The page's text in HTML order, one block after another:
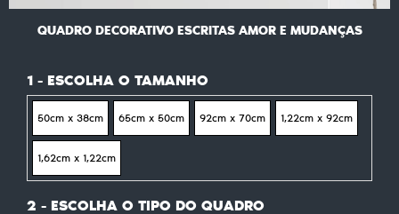
QUADRO DECORATIVO ESCRITAS AMOR E MUDANÇAS
1 - ESCOLHA O TAMANHO
50cm x 38cm 65cm x 50cm 92cm x 70cm 1,22cm x 92cm
1,62cm x 1,22cm
2 - ESCOLHA O TIPO DO QUADRO